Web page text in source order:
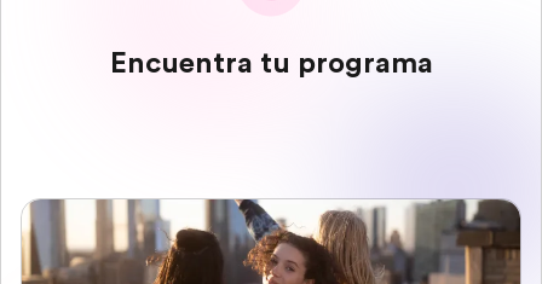
Encuentra tu programa